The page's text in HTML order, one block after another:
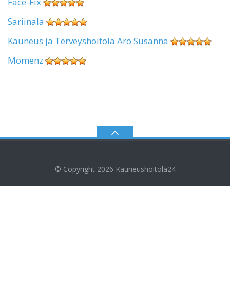
Sariinala
Kauneus ja Terveyshoitola Aro Susanna
Momenz
© Copyright 2026 Kauneushoitola24